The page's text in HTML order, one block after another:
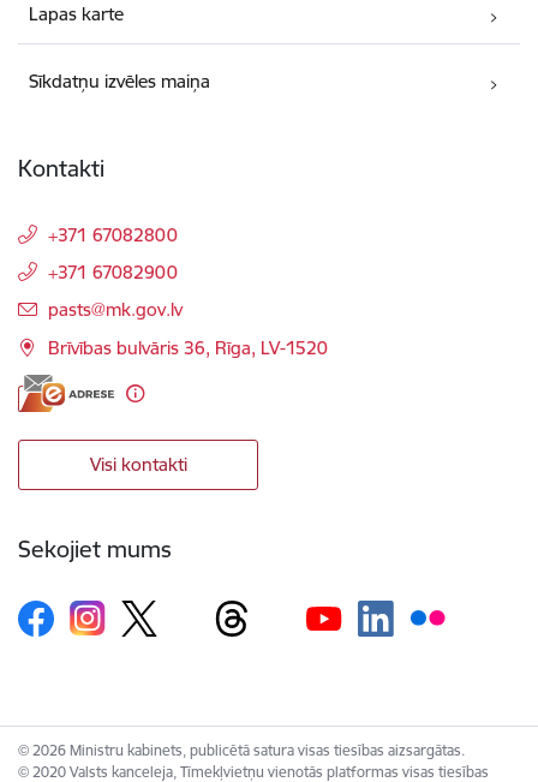
Lapas karte
Sīkdatņu izvēles maiņa
Kontakti
+371 67082800
+371 67082900
E-pasts:
pasts@mk.gov.lv
Brīvības bulvāris 36, Rīga, LV-1520
Visi kontakti
Sekojiet mums
© 2026 Ministru kabinets, publicētā satura visas tiesības aizsargātas.
© 2020 Valsts kanceleja, Tīmekļvietņu vienotās platformas visas tiesības